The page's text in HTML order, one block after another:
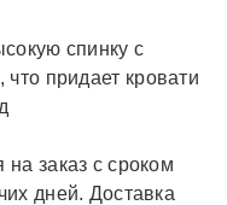
спинку с
придает кровати
на заказ с сроком
дней. Доставка